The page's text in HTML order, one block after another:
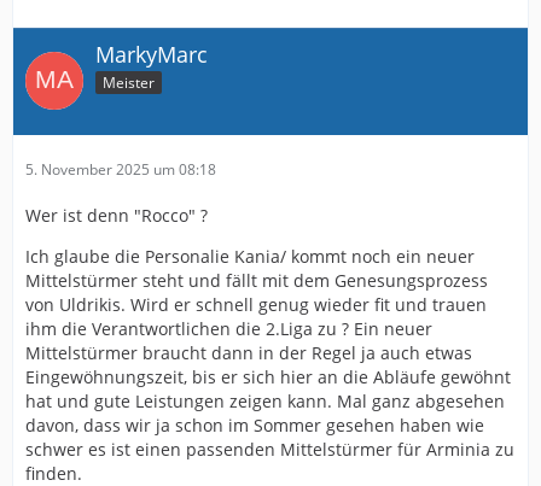
MarkyMarc
Meister
5. November 2025 um 08:18
Wer ist denn "Rocco" ?
Ich glaube die Personalie Kania/ kommt noch ein neuer
Mittelstürmer steht und fällt mit dem Genesungsprozess
von Uldrikis. Wird er schnell genug wieder fit und trauen
ihm die Verantwortlichen die 2.Liga zu ? Ein neuer
Mittelstürmer braucht dann in der Regel ja auch etwas
Eingewöhnungszeit, bis er sich hier an die Abläufe gewöhnt
hat und gute Leistungen zeigen kann. Mal ganz abgesehen
davon, dass wir ja schon im Sommer gesehen haben wie
schwer es ist einen passenden Mittelstürmer für Arminia zu
finden.